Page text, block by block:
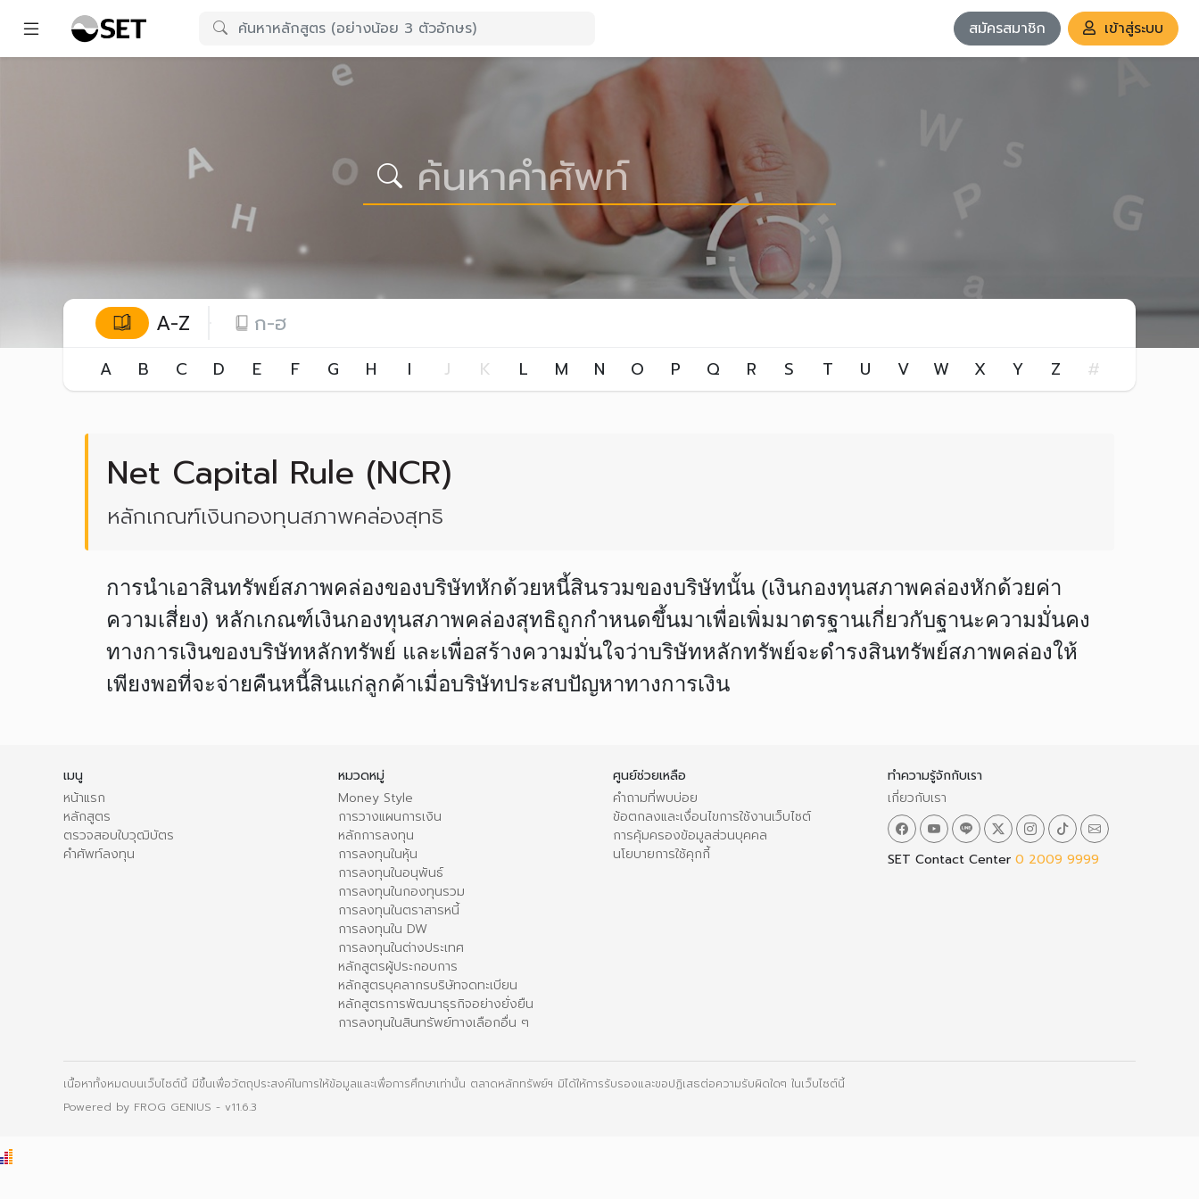
สมัครสมาชิก เข้าสู่ระบบ
A-Z ก-ฮ
A B C D E F G H I J K L M N O P Q R S T U V W X Y Z #
Net Capital Rule (NCR)
หลักเกณฑ์เงินกองทุนสภาพคล่องสุทธิ
การนำเอาสินทรัพย์สภาพคล่องของบริษัทหักด้วยหนี้สินรวมของบริษัทนั้น (เงินกองทุนสภาพคล่องหักด้วยค่า
ความเสี่ยง) หลักเกณฑ์เงินกองทุนสภาพคล่องสุทธิถูกกำหนดขึ้นมาเพื่อเพิ่มมาตรฐานเกี่ยวกับฐานะความมั่นคง
ทางการเงินของบริษัทหลักทรัพย์ และเพื่อสร้างความมั่นใจว่าบริษัทหลักทรัพย์จะดำรงสินทรัพย์สภาพคล่องให้
เพียงพอที่จะจ่ายคืนหนี้สินแก่ลูกค้าเมื่อบริษัทประสบปัญหาทางการเงิน
เมนู
หน้าแรก
หลักสูตร
ตรวจสอบใบวุฒิบัตร
คำศัพท์ลงทุน
หมวดหมู่
Money Style
การวางแผนการเงิน
หลักการลงทุน
การลงทุนในหุ้น
การลงทุนในอนุพันธ์
การลงทุนในกองทุนรวม
การลงทุนในตราสารหนี้
การลงทุนใน DW
การลงทุนในต่างประเทศ
หลักสูตรผู้ประกอบการ
หลักสูตรบุคลากรบริษัทจดทะเบียน
หลักสูตรการพัฒนาธุรกิจอย่างยั่งยืน
การลงทุนในสินทรัพย์ทางเลือกอื่น ๆ
ศูนย์ช่วยเหลือ
คำถามที่พบบ่อย
ข้อตกลงและเงื่อนไขการใช้งานเว็บไซต์
การคุ้มครองข้อมูลส่วนบุคคล
นโยบายการใช้คุกกี้
ทำความรู้จักกับเรา
เกี่ยวกับเรา
SET Contact Center 0 2009 9999
เนื้อหาทั้งหมดบนเว็บไซต์นี้ มีขึ้นเพื่อวัตถุประสงค์ในการให้ข้อมูลและเพื่อการศึกษาเท่านั้น ตลาดหลักทรัพย์ฯ มิได้ให้การรับรองและขอปฏิเสธต่อความรับผิดใดๆ ในเว็บไซต์นี้
Powered by FROG GENIUS - v11.6.3